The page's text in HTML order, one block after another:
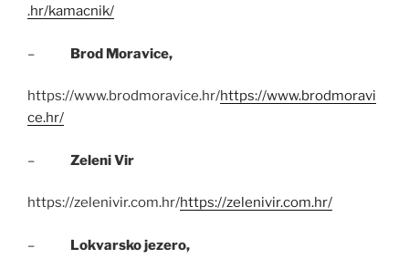
.hr/kamacnik/
– Brod Moravice,
https://www.brodmoravice.hr/https://www.brodmoravi
ce.hr/
– Zeleni Vir
https://zelenivir.com.hr/https://zelenivir.com.hr/
– Lokvarsko jezero,